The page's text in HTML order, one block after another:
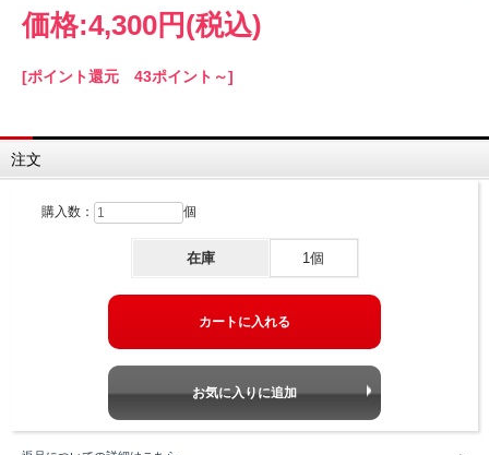
価格:4,300円 (税込)
[ポイント還元 43ポイント～]
注文
購入数： 個
在庫 1個